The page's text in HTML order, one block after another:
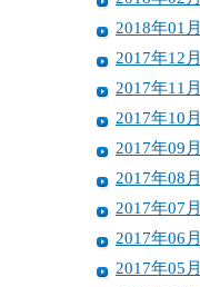
2018年01月
2017年12月
2017年11月
2017年10月
2017年09月
2017年08月
2017年07月
2017年06月
2017年05月